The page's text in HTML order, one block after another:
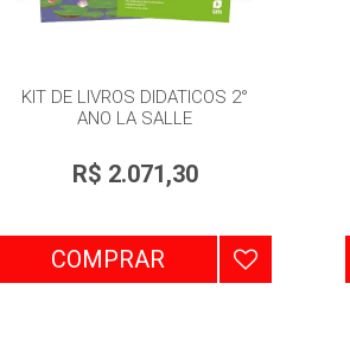
KIT DE LIVROS DIDATICOS 2°
ANO LA SALLE
R$ 2.071,30
COMPRAR